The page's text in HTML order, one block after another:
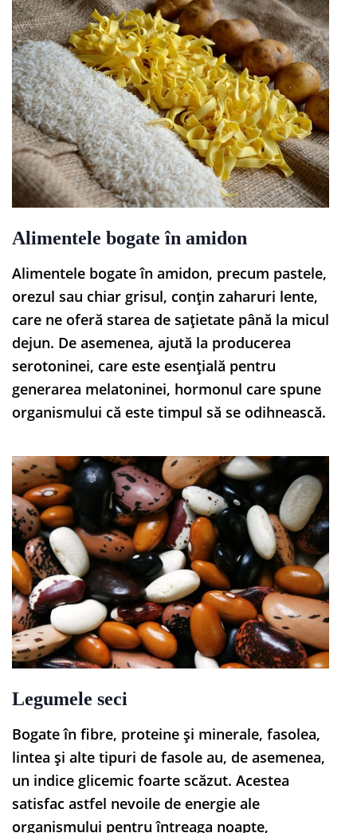
Alimentele bogate în amidon
Alimentele bogate în amidon, precum pastele,
orezul sau chiar grisul, conțin zaharuri lente,
care ne oferă starea de sațietate până la micul
dejun. De asemenea, ajută la producerea
serotoninei, care este esențială pentru
generarea melatoninei, hormonul care spune
organismului că este timpul să se odihnească.
Legumele seci
Bogate în fibre, proteine ​​și minerale, fasolea,
lintea și alte tipuri de fasole au, de asemenea,
un indice glicemic foarte scăzut. Acestea
satisfac astfel nevoile de energie ale
organismului pentru întreaga noapte,